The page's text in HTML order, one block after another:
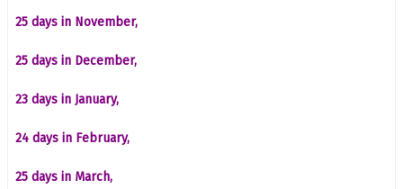
25 days in November,
25 days in December,
23 days in January,
24 days in February,
25 days in March,